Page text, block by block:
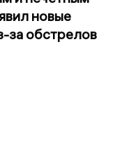
новые
за обстрелов